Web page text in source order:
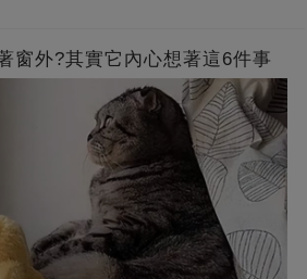
窗外?其實它內心想著這6件事